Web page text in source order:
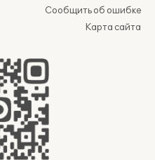
Сообщить об ошибке
Карта сайта